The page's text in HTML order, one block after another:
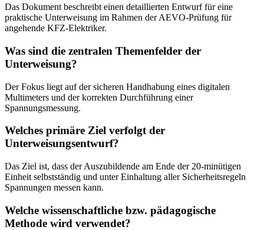
Das Dokument beschreibt einen detaillierten Entwurf für eine
praktische Unterweisung im Rahmen der AEVO-Prüfung für
angehende KFZ-Elektriker.
Was sind die zentralen Themenfelder der
Unterweisung?
Der Fokus liegt auf der sicheren Handhabung eines digitalen
Multimeters und der korrekten Durchführung einer
Spannungsmessung.
Welches primäre Ziel verfolgt der
Unterweisungsentwurf?
Das Ziel ist, dass der Auszubildende am Ende der 20-minütigen
Einheit selbstständig und unter Einhaltung aller Sicherheitsregeln
Spannungen messen kann.
Welche wissenschaftliche bzw. pädagogische
Methode wird verwendet?